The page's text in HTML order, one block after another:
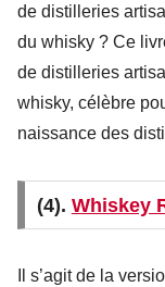
de distilleries
du whisky ? Ce
de distilleries
whisky, célèbre
naissance des
(4). Whiskey
Il s’agit de la